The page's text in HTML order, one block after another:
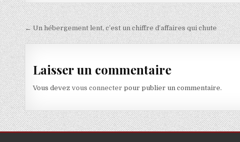
Navigation de l’article
← Un hébergement lent, c’est un chiffre d’affaires qui chute
Laisser un commentaire
Vous devezvous connecter pour publier un commentaire.